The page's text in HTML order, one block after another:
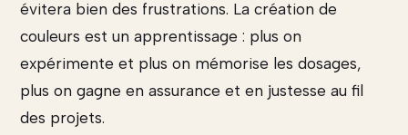
évitera bien des frustrations. La création de
couleurs est un apprentissage : plus on
expérimente et plus on mémorise les dosages,
plus on gagne en assurance et en justesse au fil
des projets.